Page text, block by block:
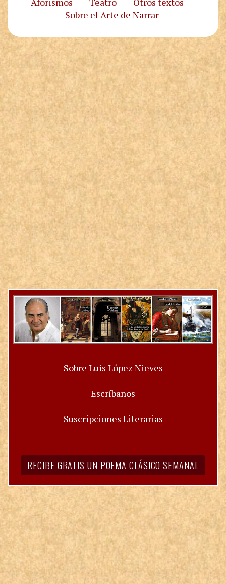
Sobre el Arte de Narrar
Sobre Luis López Nieves
Escríbanos
Suscripciones Literarias
RECIBE GRATIS UN POEMA CLÁSICO SEMANAL